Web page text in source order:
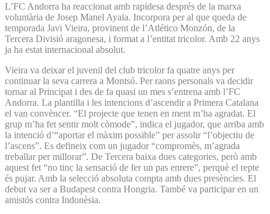
L’FC Andorra ha reaccionat amb rapidesa després de la marxa
voluntària de Josep Manel Ayala. Incorpora per al que queda de
temporada Javi Vieira, provinent de l’Atlético Monzón, de la
Tercera Divisió aragonesa, i format a l’entitat tricolor. Amb 22 anys
ja ha estat internacional absolut.
Vieira va deixar el juvenil del club tricolor fa quatre anys per
continuar la seva carrera a Montsó. Per raons personals va decidir
tornar al Principat i des de fa quasi un mes s’entrena amb l’FC
Andorra. La plantilla i les intencions d’ascendir a Primera Catalana
el van convèncer. “El projecte que tenen en ment m’ha agradat. El
grup m’ha fet sentir molt còmode”, indica el jugador, que arriba amb
la intenció d’“aportar el màxim possible” per assolir “l’objectiu de
l’ascens”. Es defineix com un jugador “compromès, m’agrada
treballar per millorar”. De Tercera baixa dues categories, però amb
aquest fet “no tinc la sensació de fer un pas enrere”, perquè el repte
és pujar. Amb la selecció absoluta compta amb dues presències. El
debut va ser a Budapest contra Hongria. També va participar en un
amistós contra Indonèsia.